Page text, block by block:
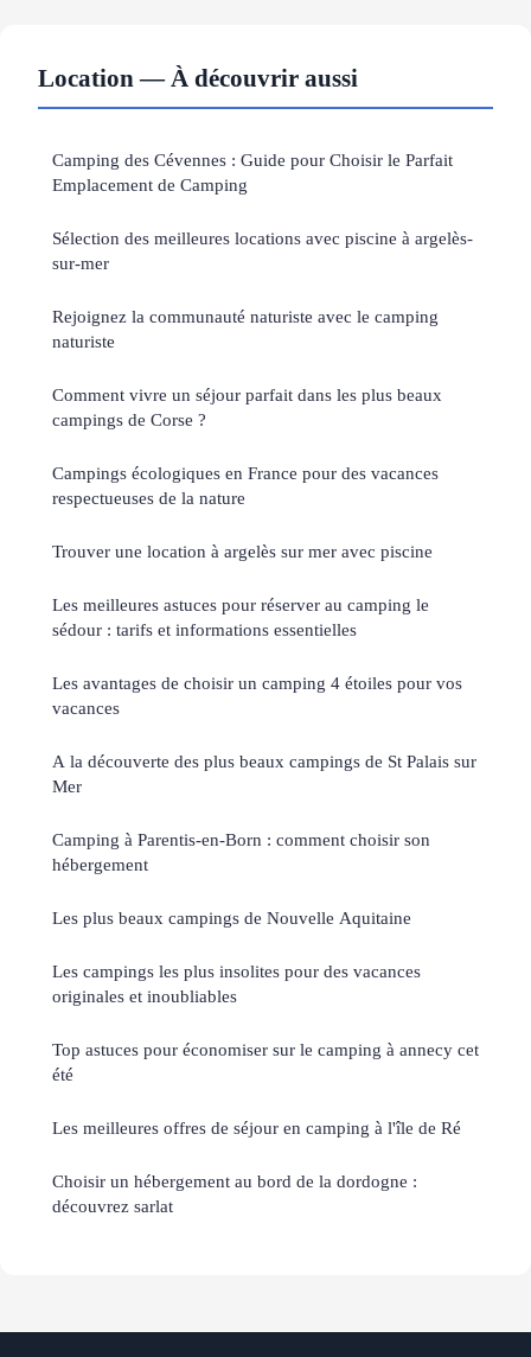
Location — À découvrir aussi
Camping des Cévennes : Guide pour Choisir le Parfait
Emplacement de Camping
Sélection des meilleures locations avec piscine à argelès-
sur-mer
Rejoignez la communauté naturiste avec le camping
naturiste
Comment vivre un séjour parfait dans les plus beaux
campings de Corse ?
Campings écologiques en France pour des vacances
respectueuses de la nature
Trouver une location à argelès sur mer avec piscine
Les meilleures astuces pour réserver au camping le
sédour : tarifs et informations essentielles
Les avantages de choisir un camping 4 étoiles pour vos
vacances
A la découverte des plus beaux campings de St Palais sur
Mer
Camping à Parentis-en-Born : comment choisir son
hébergement
Les plus beaux campings de Nouvelle Aquitaine
Les campings les plus insolites pour des vacances
originales et inoubliables
Top astuces pour économiser sur le camping à annecy cet
été
Les meilleures offres de séjour en camping à l'île de Ré
Choisir un hébergement au bord de la dordogne :
découvrez sarlat